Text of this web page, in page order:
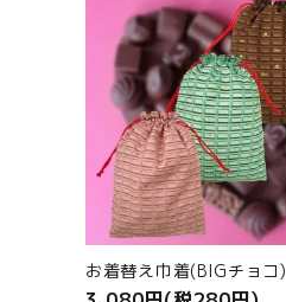
お着替え巾着(BIGチョコ)